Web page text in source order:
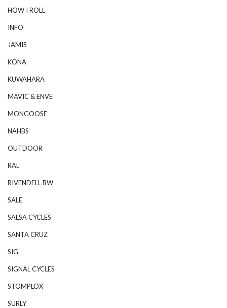
HOW I ROLL
INFO
JAMIS
KONA
KUWAHARA
MAVIC & ENVE
MONGOOSE
NAHBS
OUTDOOR
RAL
RIVENDELL BW
SALE
SALSA CYCLES
SANTA CRUZ
SIG.
SIGNAL CYCLES
STOMPLOX
SURLY